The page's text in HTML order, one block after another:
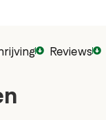
Reviews